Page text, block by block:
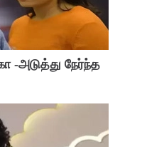
-அடுத்து நேர்ந்த